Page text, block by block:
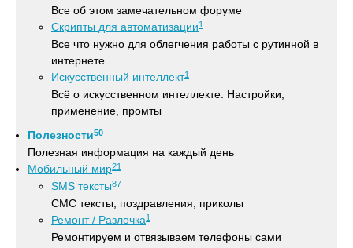
Все об этом замечательном форуме
Скрипты для автоматизации1
Все что нужно для облегчения работы с рутинной в
интернете
Искусственный интеллект1
Всё о искусственном интеллекте. Настройки,
применение, промты
Полезности50
Полезная информация на каждый день
Мобильный мир21
SMS тексты87
СМС тексты, поздравления, приколы
Ремонт / Разлочка1
Ремонтируем и отвязываем телефоны сами